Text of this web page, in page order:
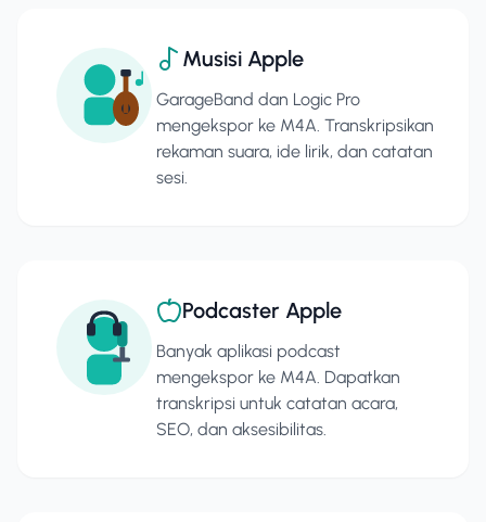
Musisi Apple
GarageBand dan Logic Pro
mengekspor ke M4A. Transkripsikan
rekaman suara, ide lirik, dan catatan
sesi.
Podcaster Apple
Banyak aplikasi podcast
mengekspor ke M4A. Dapatkan
transkripsi untuk catatan acara,
SEO, dan aksesibilitas.